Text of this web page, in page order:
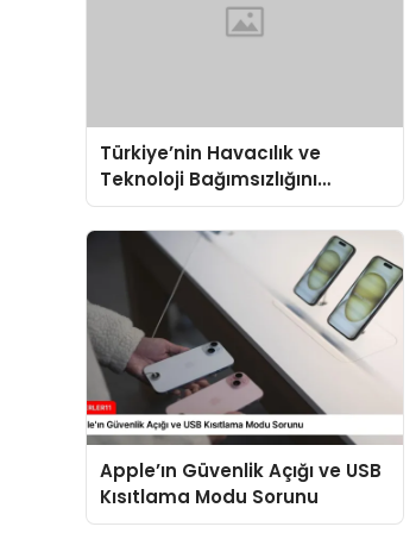
Türkiye’nin Havacılık ve
Teknoloji Bağımsızlığını
Güçlendiren Yarışma
Apple’ın Güvenlik Açığı ve USB
Kısıtlama Modu Sorunu